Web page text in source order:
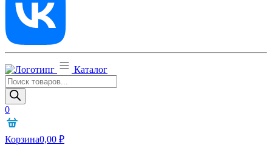
Каталог
Поиск
товаров
0
Корзина0,00 ₽